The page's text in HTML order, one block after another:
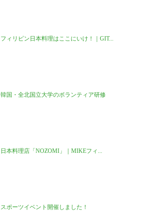
フィリピン日本料理はここにいけ！｜GIT...
韓国・全北国立大学のボランティア研修
日本料理店「NOZOMI」｜MIKEフィ...
スポーツイベント開催しました！